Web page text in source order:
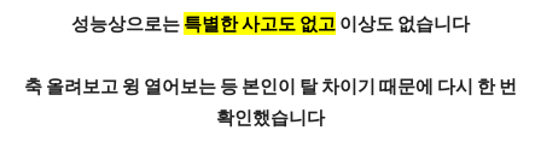
성능상으로는 특별한 사고도 없고 이상도 없습니다
축 올려보고 윙 열어보는 등 본인이 탈 차이기 때문에 다시 한 번
확인했습니다